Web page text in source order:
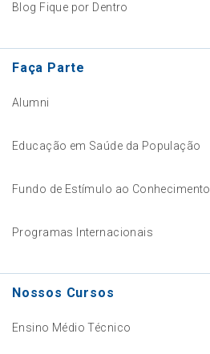
Blog Fique por Dentro
Faça Parte
Alumni
Educação em Saúde da População
Fundo de Estímulo ao Conhecimento
Programas Internacionais
Nossos Cursos
Ensino Médio Técnico